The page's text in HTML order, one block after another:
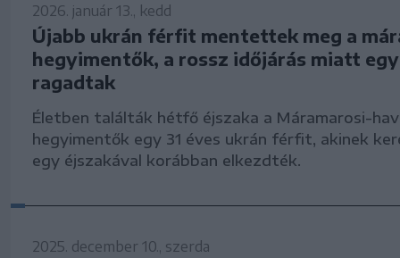
2026. január 13., kedd
Újabb ukrán férfit mentettek meg a
hegyimentők, a rossz időjárás miatt
ragadtak
Életben találták hétfő éjszaka a Máramarosi-
hegyimentők egy 31 éves ukrán férfit, akinek
egy éjszakával korábban elkezdték.
2025. december 10., szerda